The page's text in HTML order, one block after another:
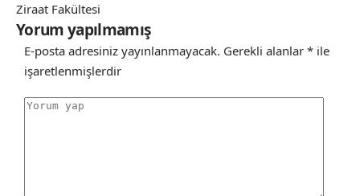
Ziraat Fakültesi
Yorum yapılmamış
E-posta adresiniz yayınlanmayacak. Gerekli alanlar * ile
işaretlenmişlerdir